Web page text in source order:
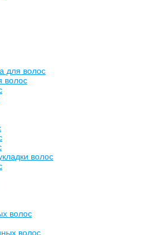
для волос
волос
волос
волос
волос